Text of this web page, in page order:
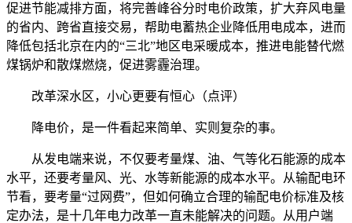
促进节能减排方面，将完善峰谷分时电价政策，扩大弃风电量
的省内、跨省直接交易，帮助电蓄热企业降低用电成本，进而
降低包括北京在内的“三北”地区电采暖成本，推进电能替代燃
煤锅炉和散煤燃烧，促进雾霾治理。
改革深水区，小心更要有恒心（点评）
降电价，是一件看起来简单、实则复杂的事。
从发电端来说，不仅要考量煤、油、气等化石能源的成本
水平，还要考量风、光、水等新能源的成本水平。从输配电环
节看，要考量“过网费”，但如何确立合理的输配电价标准及核
定办法，是十几年电力改革一直未能解决的问题。从用户端